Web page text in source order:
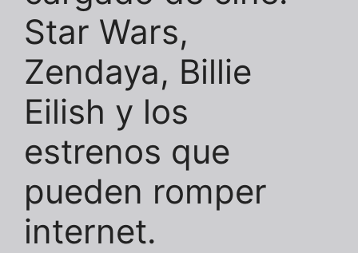
Star Wars,
Zendaya, Billie
Eilish y los
estrenos que
pueden romper
internet.